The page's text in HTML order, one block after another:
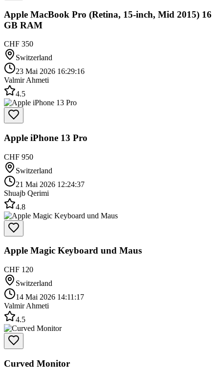
Apple MacBook Pro (Retina, 15-inch, Mid 2015) 16
GB RAM
CHF 350
Switzerland
23 Mai 2026 16:29:16
Valmir Ahmeti
4.5
Apple iPhone 13 Pro
CHF 950
Switzerland
21 Mai 2026 12:24:37
Shuajb Qerimi
4.8
Apple Magic Keyboard und Maus
CHF 120
Switzerland
14 Mai 2026 14:11:17
Valmir Ahmeti
4.5
Curved Monitor